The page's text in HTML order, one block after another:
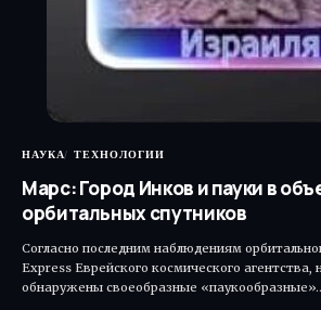
НАУКА ТЕХНОЛОГИИ
Марс: Город Инков и пауки в
орбитальных спутников
Согласно последним наблюдениям
Express Еврейского космического
обнаружены своеобразные